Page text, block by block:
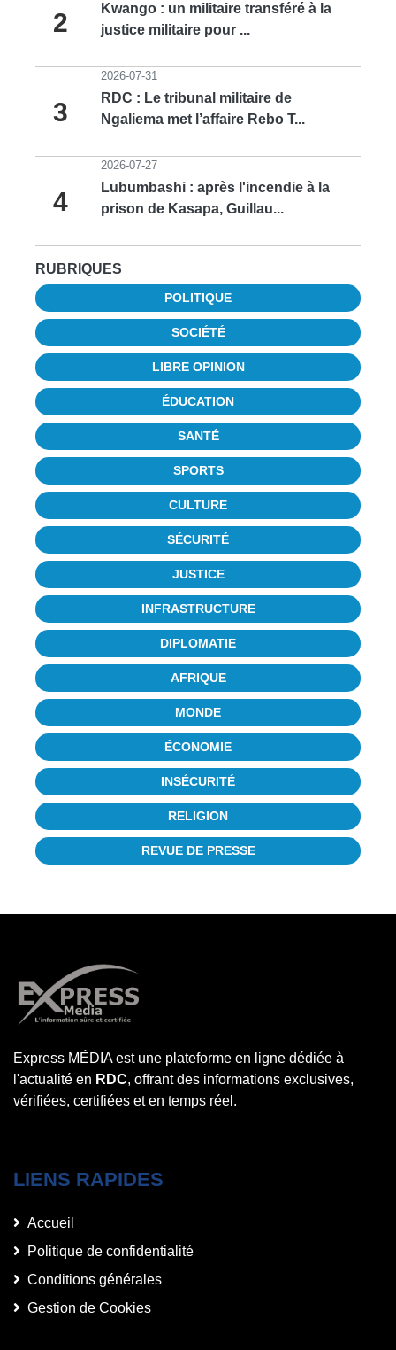
2
Kwango : un militaire transféré à la
justice militaire pour ...
3
2026-07-31
RDC : Le tribunal militaire de
Ngaliema met l’affaire Rebo T...
4
2026-07-27
Lubumbashi : après l'incendie à la
prison de Kasapa, Guillau...
RUBRIQUES
POLITIQUE
SOCIÉTÉ
LIBRE OPINION
ÉDUCATION
SANTÉ
SPORTS
CULTURE
SÉCURITÉ
JUSTICE
INFRASTRUCTURE
DIPLOMATIE
AFRIQUE
MONDE
ÉCONOMIE
INSÉCURITÉ
RELIGION
REVUE DE PRESSE
Express MÉDIA est une plateforme en ligne dédiée à
l'actualité en RDC, offrant des informations exclusives,
vérifiées, certifiées et en temps réel.
LIENS RAPIDES
Accueil
Politique de confidentialité
Conditions générales
Gestion de Cookies